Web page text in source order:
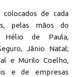
de cada
pelas mãos do
de Paula,
Jânio Natal;
e Murilo Coelho,
e de empresas